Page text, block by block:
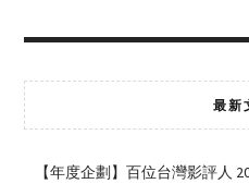
最新
【年度企劃】百位台灣影評人